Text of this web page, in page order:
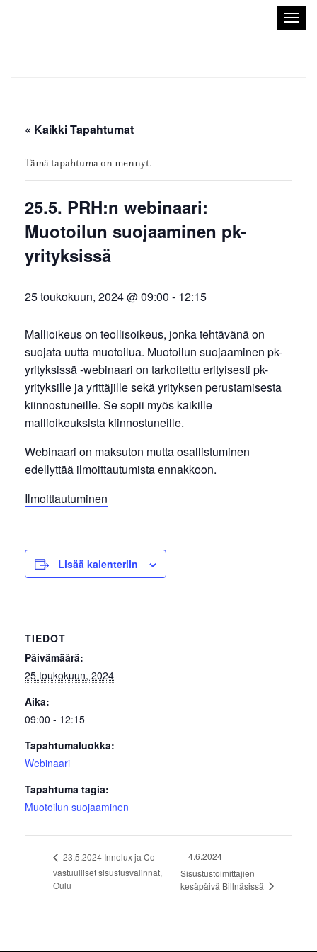
« Kaikki Tapahtumat
Tämä tapahtuma on mennyt.
25.5. PRH:n webinaari:
Muotoilun suojaaminen pk-
yrityksissä
25 toukokuun, 2024 @ 09:00 - 12:15
Mallioikeus on teollisoikeus, jonka tehtävänä on
suojata uutta muotoilua. Muotoilun suojaaminen pk-
yrityksissä -webinaari on tarkoitettu erityisesti pk-
yrityksille ja yrittäjille sekä yrityksen perustamisesta
kiinnostuneille. Se sopii myös kaikille
mallioikeuksista kiinnostuneille.
Webinaari on maksuton mutta osallistuminen
edellyttää ilmoittautumista ennakkoon.
Ilmoittautuminen
Lisää kalenteriin
TIEDOT
Päivämäärä:
25 toukokuun, 2024
Aika:
09:00 - 12:15
Tapahtumaluokka:
Webinaari
Tapahtuma tagia:
Muotoilun suojaaminen
23.5.2024 Innolux ja Co-
vastuulliset sisustusvalinnat,
Oulu
4.6.2024
Sisustustoimittajien
kesäpäivä Billnäsissä